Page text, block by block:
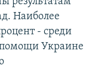
Наиболее
- среди
помощи Украине